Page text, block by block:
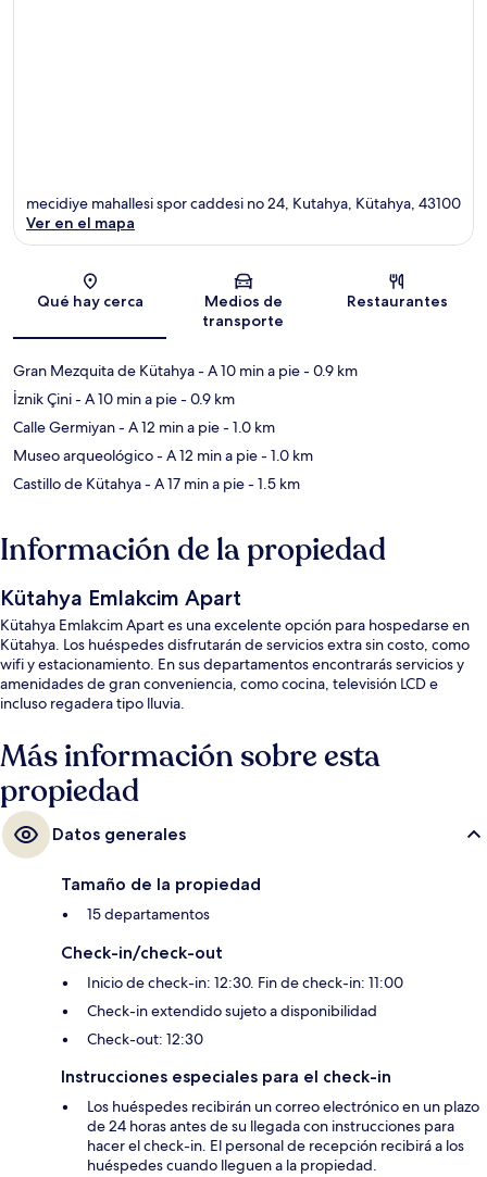
Sección del mapa
mecidiye mahallesi spor caddesi no 24, Kutahya, Kütahya, 43100
Ver en el mapa
Qué hay cerca
Medios de
transporte
Restaurantes
Gran Mezquita de Kütahya- A 10 min a pie- 0.9 km
İznik Çini- A 10 min a pie- 0.9 km
Calle Germiyan- A 12 min a pie- 1.0 km
Museo arqueológico- A 12 min a pie- 1.0 km
Castillo de Kütahya- A 17 min a pie- 1.5 km
Información de la propiedad
Kütahya Emlakcim Apart
Kütahya Emlakcim Apart es una excelente opción para hospedarse en
Kütahya. Los huéspedes disfrutarán de servicios extra sin costo, como
wifi y estacionamiento. En sus departamentos encontrarás servicios y
amenidades de gran conveniencia, como cocina, televisión LCD e
incluso regadera tipo lluvia.
Más información sobre esta
propiedad
Datos generales
Tamaño de la propiedad
15 departamentos
Check-in/check-out
Inicio de check-in: 12:30. Fin de check-in: 11:00
Check-in extendido sujeto a disponibilidad
Check-out: 12:30
Instrucciones especiales para el check-in
Los huéspedes recibirán un correo electrónico en un plazo
de 24 horas antes de su llegada con instrucciones para
hacer el check-in. El personal de recepción recibirá a los
huéspedes cuando lleguen a la propiedad.